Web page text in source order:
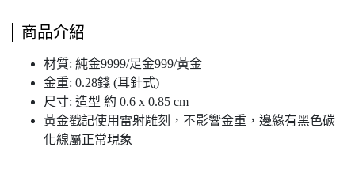
商品介紹
材質: 純金9999/足金999/黃金
金重: 0.28錢 (耳針式)
尺寸: 造型 約 0.6 x 0.85 cm
黃金戳記使用雷射雕刻，不影響金重，邊緣有黑色碳
化線屬正常現象